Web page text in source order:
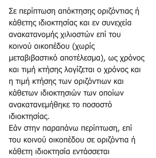
Σε περίπτωση απόκτησης οριζόντιας ή
κάθετης ιδιοκτησίας και εν συνεχεία
ανακατανομής χιλιοστών επί του
κοινού οικοπέδου (χωρίς
μεταβιβαστικό αποτέλεσμα), ως χρόνος
και τιμή κτήσης λογίζεται ο χρόνος και
η τιμή κτήσης των οριζόντιων και
κάθετων ιδιοκτησιών των οποίων
ανακατανεμήθηκε το ποσοστό
ιδιοκτησίας.
Εάν στην παραπάνω περίπτωση, επί
του κοινού οικοπέδου σε οριζόντια ή
κάθετη ιδιοκτησία εντάσσεται